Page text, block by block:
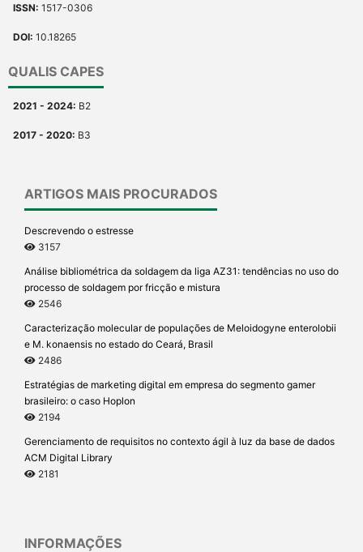
ISSN: 1517-0306
DOI: 10.18265
QUALIS CAPES
2021 - 2024: B2
2017 - 2020: B3
ARTIGOS MAIS PROCURADOS
Descrevendo o estresse
3157
Análise bibliométrica da soldagem da liga AZ31: tendências no uso do
processo de soldagem por fricção e mistura
2546
Caracterização molecular de populações de Meloidogyne enterolobii
e M. konaensis no estado do Ceará, Brasil
2486
Estratégias de marketing digital em empresa do segmento gamer
brasileiro: o caso Hoplon
2194
Gerenciamento de requisitos no contexto ágil à luz da base de dados
ACM Digital Library
2181
INFORMAÇÕES